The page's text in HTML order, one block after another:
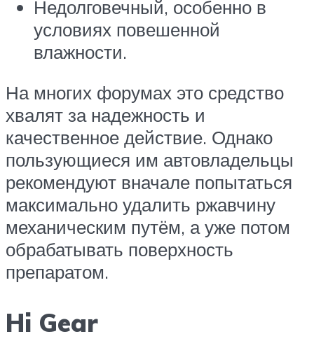
Недолговечный, особенно в
условиях повешенной
влажности.
На многих форумах это средство
хвалят за надежность и
качественное действие. Однако
пользующиеся им автовладельцы
рекомендуют вначале попытаться
максимально удалить ржавчину
механическим путём, а уже потом
обрабатывать поверхность
препаратом.
Hi Gear